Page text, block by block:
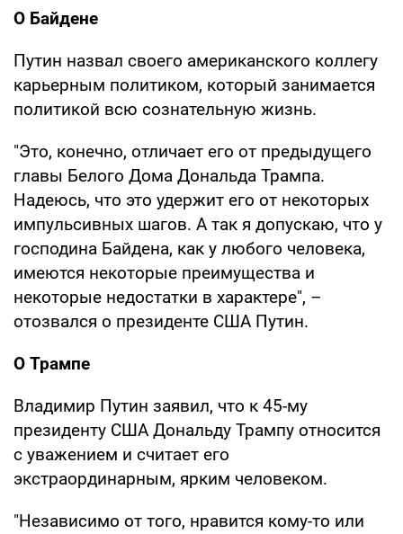
О Байдене
Путин назвал своего американского коллегу
карьерным политиком, который занимается
политикой всю сознательную жизнь.
"Это, конечно, отличает его от предыдущего
главы Белого Дома Дональда Трампа.
Надеюсь, что это удержит его от некоторых
импульсивных шагов. А так я допускаю, что у
господина Байдена, как у любого человека,
имеются некоторые преимущества и
некоторые недостатки в характере", –
отозвался о президенте США Путин.
О Трампе
Владимир Путин заявил, что к 45-му
президенту США Дональду Трампу относится
с уважением и считает его
экстраординарным, ярким человеком.
"Независимо от того, нравится кому-то или